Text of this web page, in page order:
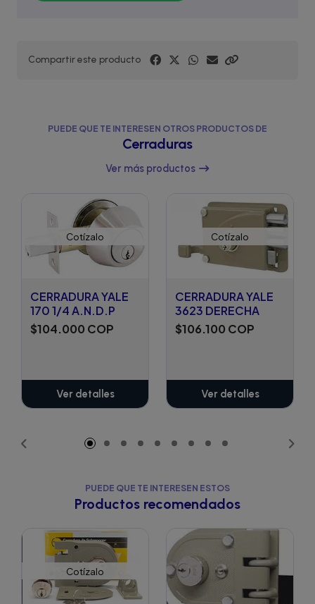
Compartir este producto
PUEDE QUE TE INTERESEN OTROS PRODUCTOS DE
Cerraduras
Ver más productos
Cotízalo
CERRADURA YALE
170 1/4 A.N.D.P
$104.000 COP
Ver detalles
Cotízalo
CERRADURA YALE
3623 DERECHA
$106.100 COP
Ver detalles
PUEDE QUE TE INTERESEN ESTOS
Productos recomendados
Cotízalo